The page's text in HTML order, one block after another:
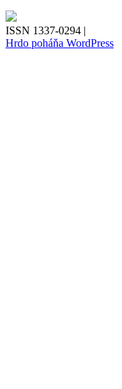
ISSN 1337-0294 |
Hrdo poháňa WordPress